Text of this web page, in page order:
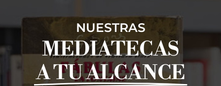
NUESTRAS
MEDIATECAS
A TU ALCANCE